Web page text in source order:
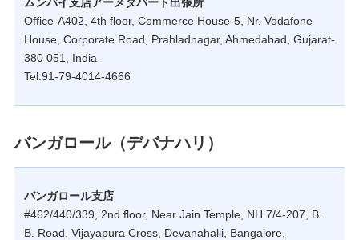
Office-A402, 4th floor, Commerce House-5, Nr. Vodafone
House, Corporate Road, Prahladnagar, Ahmedabad, Gujarat-
380 051, India
Tel.91-79-4014-4666
バンガロール（デバナハリ）
バンガロール支店
#462/440/339, 2nd floor, Near Jain Temple, NH 7/4-207, B.
B. Road, Vijayapura Cross, Devanahalli, Bangalore,